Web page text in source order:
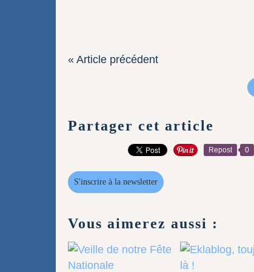
« Article précédent
Partager cet article
Repost 0
S'inscrire à la newsletter
Vous aimerez aussi :